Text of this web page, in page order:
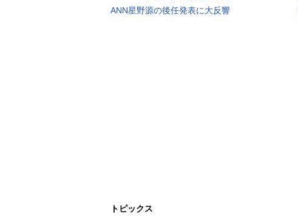
ANN星野源の後任発表に大反響
トピックス